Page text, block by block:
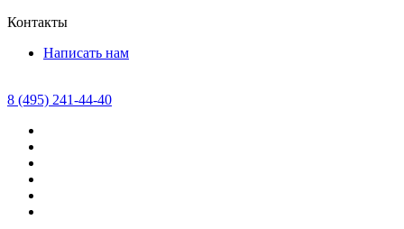
Контакты
Написать нам
8 (495) 241-44-40